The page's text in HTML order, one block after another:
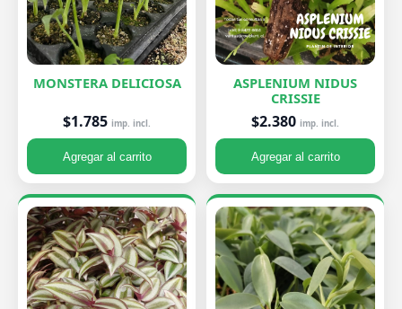
MONSTERA DELICIOSA
$1.785 imp. incl.
Agregar al carrito
ASPLENIUM NIDUS
CRISSIE
$2.380 imp. incl.
Agregar al carrito